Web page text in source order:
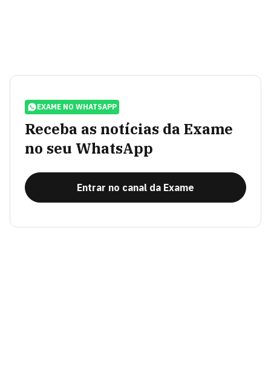
EXAME NO WHATSAPP
Receba as notícias da Exame
no seu WhatsApp
Entrar no canal da Exame